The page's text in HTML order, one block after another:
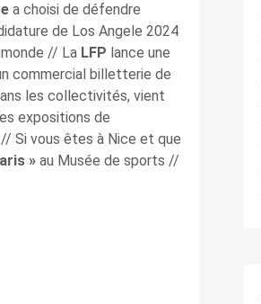
a choisi de défendre
de Los Angele 2024
// La LFP lance une
commercial billetterie de
les collectivités, vient
expositions de
Si vous êtes à Nice et que
» au Musée de sports //